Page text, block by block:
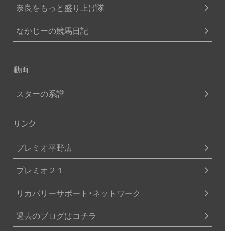
奈良をもっと盛り上げ隊
なかじーの競馬日記
動画
スターの系譜
リンク
プレミオ平野店
プレミオ２１
リカバリーサポート・ネットワーク
過去のブログはコチラ